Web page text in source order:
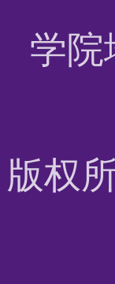
学院
版权